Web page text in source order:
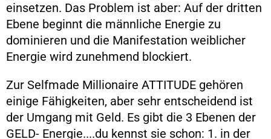
einsetzen. Das Problem ist aber: Auf der dritten
Ebene beginnt die männliche Energie zu
dominieren und die Manifestation weiblicher
Energie wird zunehmend blockiert.
Zur Selfmade Millionaire ATTITUDE gehören
einige Fähigkeiten, aber sehr entscheidend ist
der Umgang mit Geld. Es gibt die 3 Ebenen der
GELD- Energie....du kennst sie schon: 1. in der